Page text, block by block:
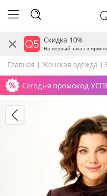
Скидка 10%
На первый заказ в
Главная Женская одежда
Сегодня промокод